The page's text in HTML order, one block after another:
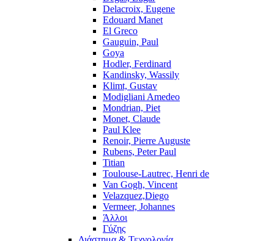
Delacroix, Eugene
Edouard Manet
El Greco
Gauguin, Paul
Goya
Hodler, Ferdinard
Kandinsky, Wassily
Klimt, Gustav
Modigliani Amedeo
Mondrian, Piet
Monet, Claude
Paul Klee
Renoir, Pierre Auguste
Rubens, Peter Paul
Titian
Toulouse-Lautrec, Henri de
Van Gogh, Vincent
Velazquez,Diego
Vermeer, Johannes
Άλλοι
Γύζης